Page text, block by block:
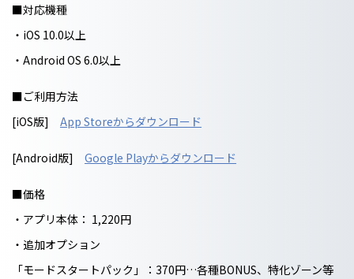
■対応機種
・iOS 10.0以上
・Android OS 6.0以上
■ご利用方法
[iOS版] App Storeからダウンロード
[Android版] Google Playからダウンロード
■価格
・アプリ本体： 1,220円
・追加オプション
「モードスタートパック」：370円…各種BONUS、特化ゾーン等